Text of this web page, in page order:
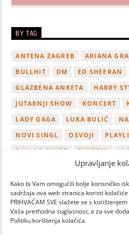
Upravljanje
Kako bi Vam omogućili bolje korisničko
sadržaja ova web stranica koristi
PRIHVAĆAM SVE slažete se s
Vaša prethodna suglasnost, a za sve
Politiku korištenja kolačića.
BY TAG
ANTENA ZAGREB ARIANA
BULLHIT
DM ED SHEERAN
GLAZBENA ANKETA
HARRY
JUTARNJI SHOW
KONCERT
LADY GAGA
LUKA BULIĆ
NOVI SINGL
OSVOJI
TAYLOR SWIFT
TWITTER